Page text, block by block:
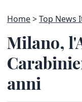
Home Top News
Milano,
anni